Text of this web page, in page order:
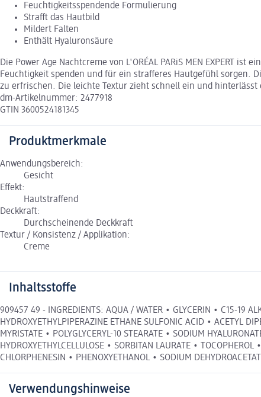
Feuchtigkeitsspendende Formulierung
Strafft das Hautbild
Mildert Falten
Enthält Hyaluronsäure
Die Power Age Nachtcreme von L'ORÉAL PARiS MEN EXPERT
Feuchtigkeit spenden und für ein strafferes Hautgefühl sorgen.
zu erfrischen. Die leichte Textur zieht schnell ein und
dm-Artikelnummer: 2477918
GTIN 3600524181345
Produktmerkmale
Anwendungsbereich:
Gesicht
Effekt:
Hautstraffend
Deckkraft:
Durchscheinende Deckkraft
Textur / Konsistenz / Applikation:
Creme
Inhaltsstoffe
909457 49 - INGREDIENTS: AQUA / WATER • GLYCERIN • C15-19
HYDROXYETHYLPIPERAZINE ETHANE SULFONIC ACID • ACETYL
MYRISTATE • POLYGLYCERYL-10 STEARATE • SODIUM
HYDROXYETHYLCELLULOSE • SORBITAN LAURATE •
CHLORPHENESIN • PHENOXYETHANOL • SODIUM
Verwendungshinweise